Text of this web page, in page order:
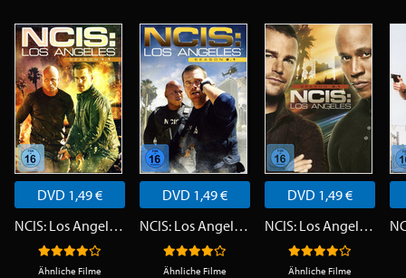
DVD 1,49 €
NCIS: Los Angeles - Staffel 1
Ähnliche Filme
DVD 1,49 €
NCIS: Los Angeles - Staffel 2
Ähnliche Filme
DVD 1,49 €
NCIS: Los Angeles - Staffel 3
Ähnliche Filme